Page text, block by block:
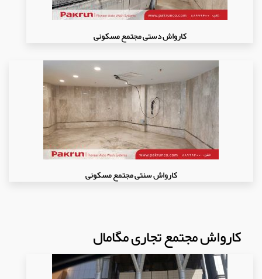
کارواش دستی مجتمع مسکونی
کارواش سنتی مجتمع مسکونی